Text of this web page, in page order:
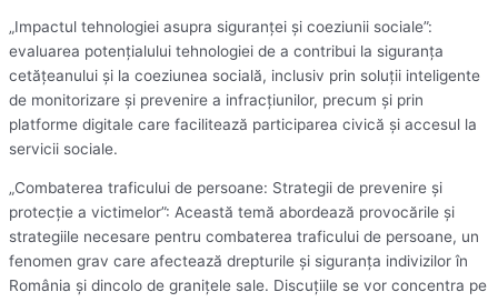
„Impactul tehnologiei asupra siguranței și coeziunii sociale”:
evaluarea potențialului tehnologiei de a contribui la siguranța
cetățeanului și la coeziunea socială, inclusiv prin soluții inteligente
de monitorizare și prevenire a infracțiunilor, precum și prin
platforme digitale care facilitează participarea civică și accesul la
servicii sociale.
„Combaterea traficului de persoane: Strategii de prevenire și
protecție a victimelor”: Această temă abordează provocările și
strategiile necesare pentru combaterea traficului de persoane, un
fenomen grav care afectează drepturile și siguranța indivizilor în
România și dincolo de granițele sale. Discuțiile se vor concentra pe